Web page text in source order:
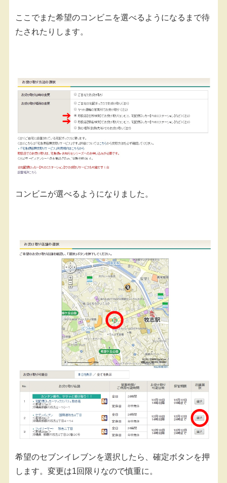
ここでまた希望のコンビニを選べるようになるまで待
たされたりします。
コンビニが選べるようになりました。
希望のセブンイレブンを選択したら、確定ボタンを押
します。変更は1回限りなので慎重に。